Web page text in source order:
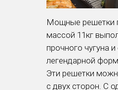
Мощные решетки
массой 11кг
прочного чугуна
легендарной
Эти решетки
с двух сторон. С